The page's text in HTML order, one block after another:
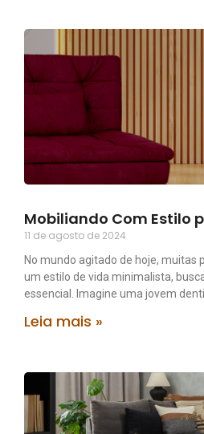
Mobiliando Com Estilo
11 de agosto de 2024
No mundo agitado de hoje, muitas
um estilo de vida minimalista,
essencial. Imagine uma jovem
Leia mais »